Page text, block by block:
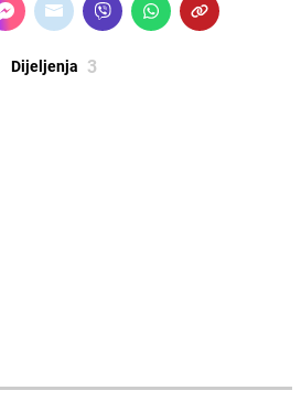
Dijeljenja 3